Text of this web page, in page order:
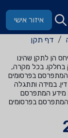
איזור אישי
דף תקן
הן לתקן שהינו
בחלקו. בכל מקרה,
המתפרסם בפרסומים
במידה ותתגלה
מידע המתפרסם
בפרסומים